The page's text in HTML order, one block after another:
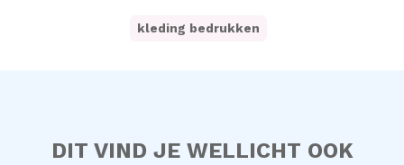
kleding bedrukken
DIT VIND JE WELLICHT OOK